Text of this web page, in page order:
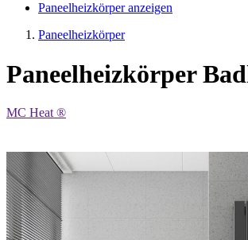
Paneelheizkörper anzeigen
Paneelheizkörper
Paneelheizkörper
MC Heat ®